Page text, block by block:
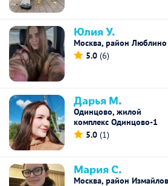
Юлия У.
Москва, район Люблино
5.0 (6)
Дарья М.
Одинцово, жилой
комплекс Одинцово-1
5.0 (1)
Мария С.
Москва, район